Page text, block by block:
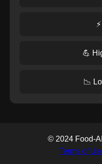
💪
📉
© 2024 Food-
Terms of